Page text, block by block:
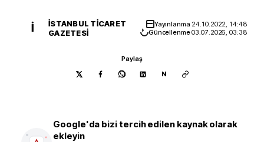
İ
İSTANBUL TICARET
GAZETESI
Yayınlanma 24.10.2022, 14:48
Güncellenme03.07.2026, 03:38
Paylaş
N
Google'da bizi tercih edilen kaynak olarak
ekleyin